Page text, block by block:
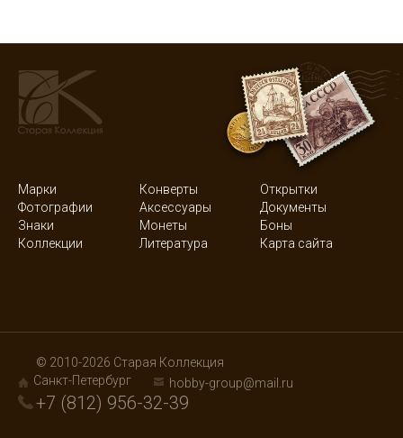
Марки Конверты
Открытки
Фотографии
Аксессуары
Документы
Знаки
Монеты
Боны
Коллекции
Литература Карта сайта
© 2010-2026 Старая Коллекция
Санкт-Петербург
hobby-group@mail.ru
+7 (812) 956-32-39